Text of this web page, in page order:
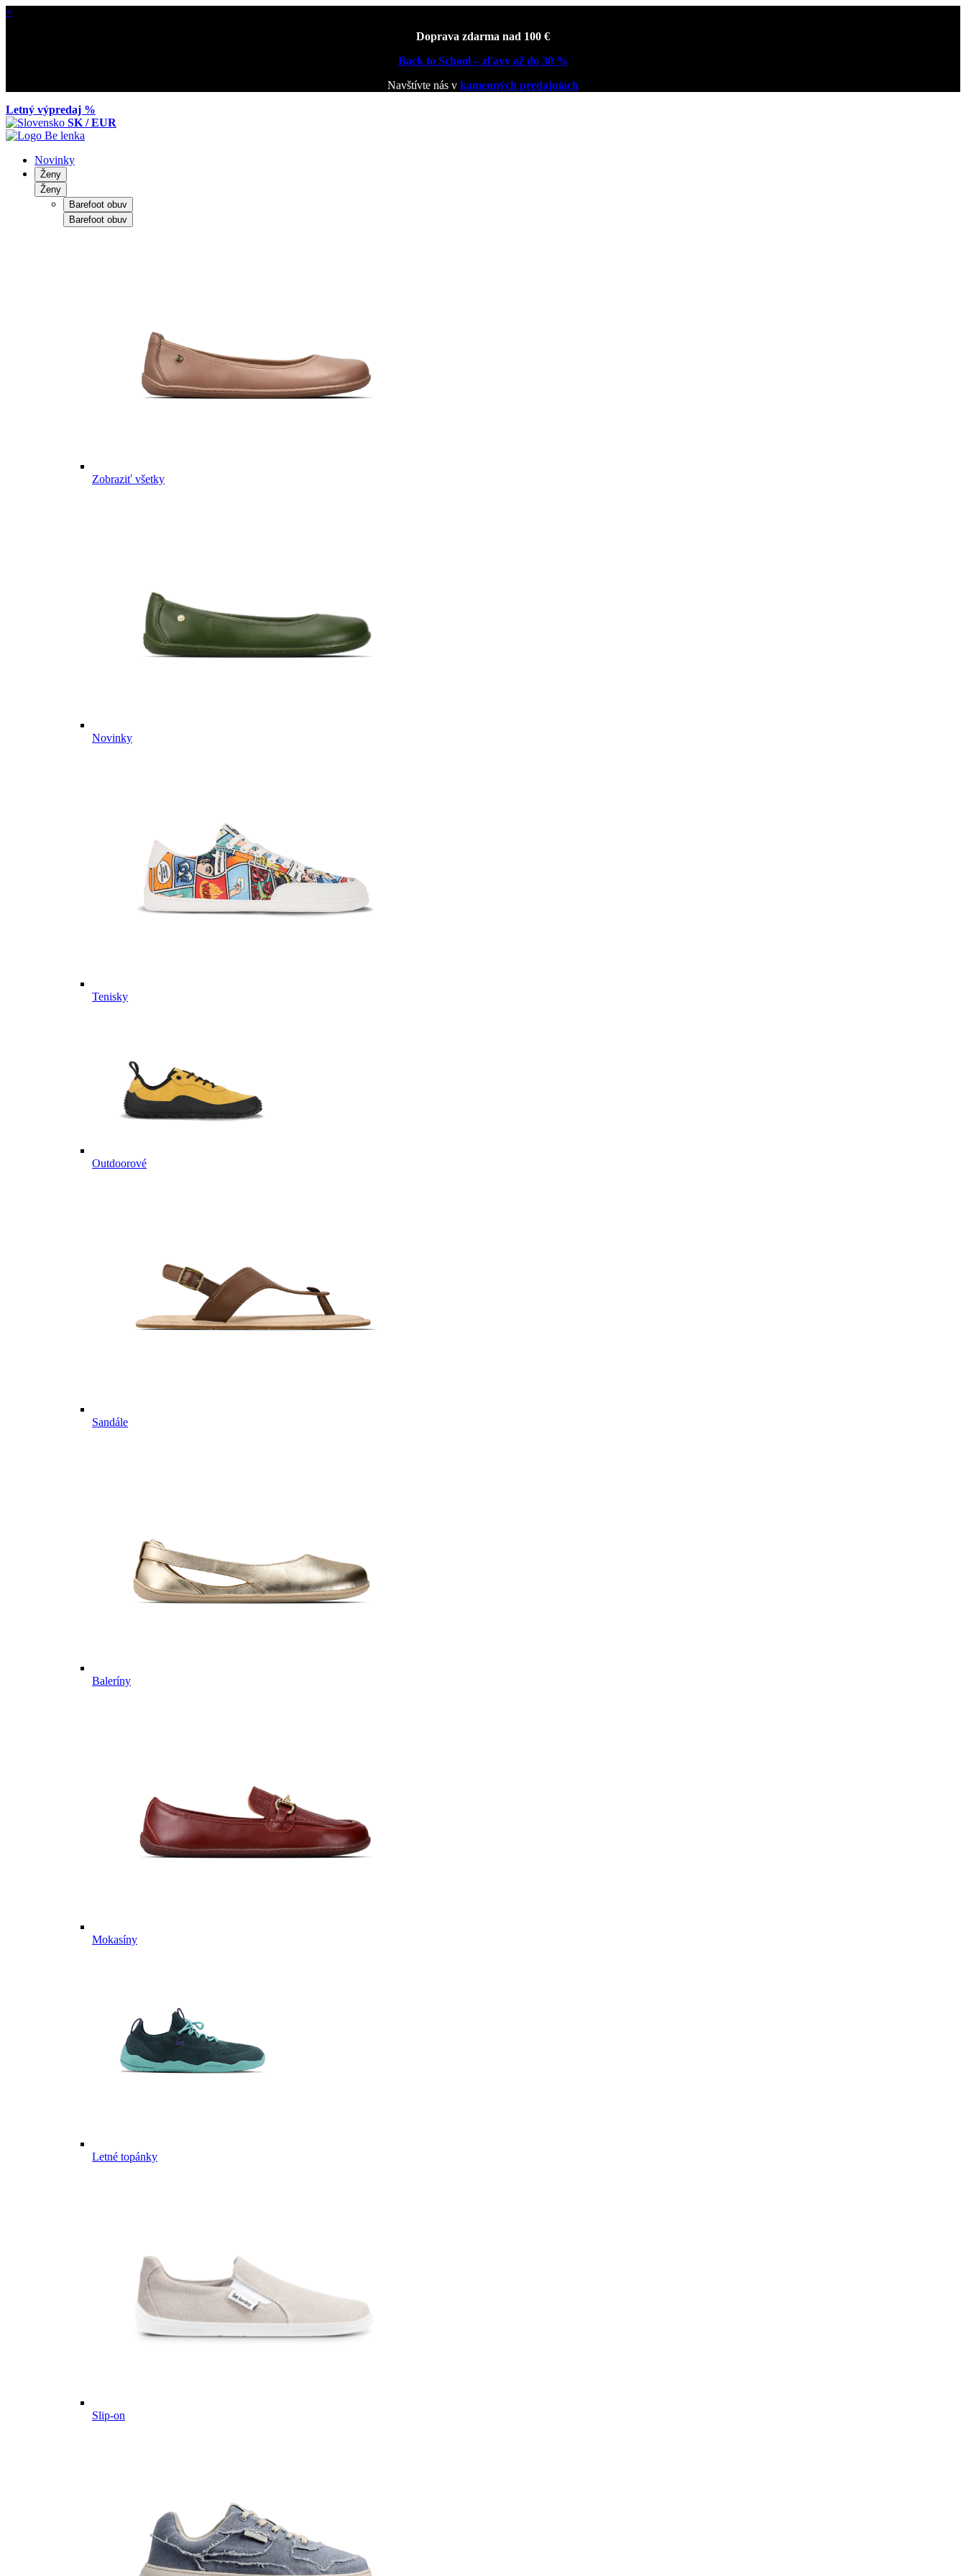
×
Doprava zdarma nad 100 €
Back to School – zľavy až do 30 %
Navštívte nás v kamenných predajniach
Letný výpredaj %
SK / EUR
Novinky
Ženy
Ženy
Barefoot obuv
Barefoot obuv
Zobraziť všetky
Novinky
Tenisky
Outdoorové
Sandále
Baleríny
Mokasíny
Letné topánky
Slip-on